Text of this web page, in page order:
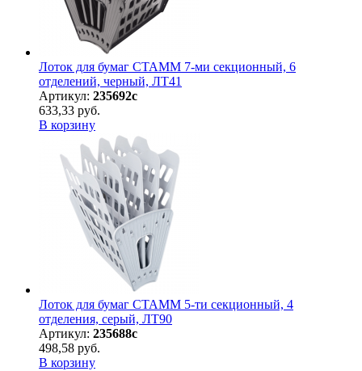
Лоток для бумаг СТАММ 7-ми секционный, 6
отделений, черный, ЛТ41
Артикул: 235692с
633,33 руб.
В корзину
Лоток для бумаг СТАММ 5-ти секционный, 4
отделения, серый, ЛТ90
Артикул: 235688с
498,58 руб.
В корзину